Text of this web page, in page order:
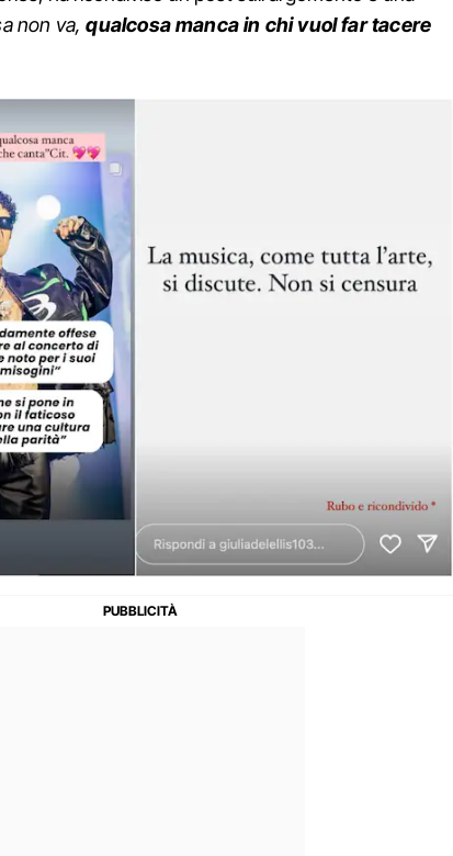
non va, qualcosa manca in chi vuol far tacere